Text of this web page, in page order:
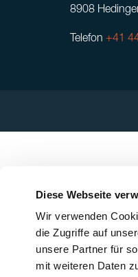
Diese Webseite
Wir verwenden
die Zugriffe auf
unsere Partner für
mit weiteren Daten
8908
Telefon +41